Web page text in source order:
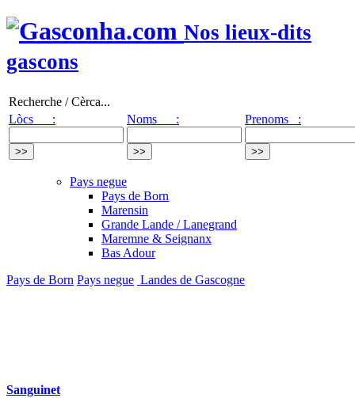
Nos lieux-dits
gascons
Recherche / Cèrca...
Lòcs :
Noms : Prenoms :
Pays negue
Pays de Born
Marensin
Grande Lande / Lanegrand
Maremne & Seignanx
Bas Adour
Pays de Born Pays negue Landes de Gascogne
Sanguinet